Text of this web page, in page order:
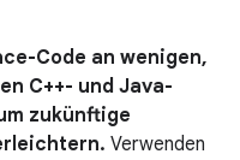
Code an wenigen,
C++- und Java-
zukünftige
Verwenden